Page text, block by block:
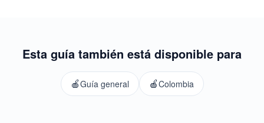
Esta guía también está disponible para
🍎Guía general 🍎Colombia